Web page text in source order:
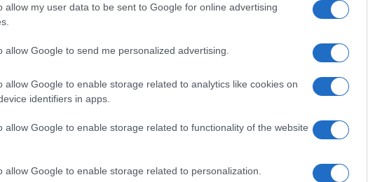
allow my user data to be sent to Google for online advertising
allow Google to send me personalized advertising.
allow Google to enable storage related to analytics like cookies on
identifiers in apps.
allow Google to enable storage related to functionality of the website
allow Google to enable storage related to personalization.
1948, non è solo un fumetto, ma un
copertina accattivante e le storie avvincenti
Questo fumetto rappresenta l’inizio di
simbolo di un’epoca e un riferimento
italiano.
sul valore